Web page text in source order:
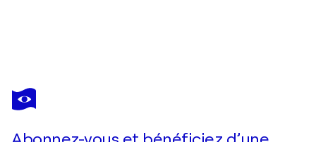
JULES PASCIN
La robe verte